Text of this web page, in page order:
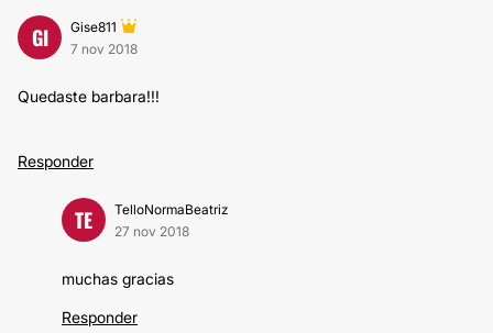
GI
Gise811
7 nov 2018
Quedaste barbara!!!
Responder
TE
TelloNormaBeatriz
27 nov 2018
muchas gracias
Responder